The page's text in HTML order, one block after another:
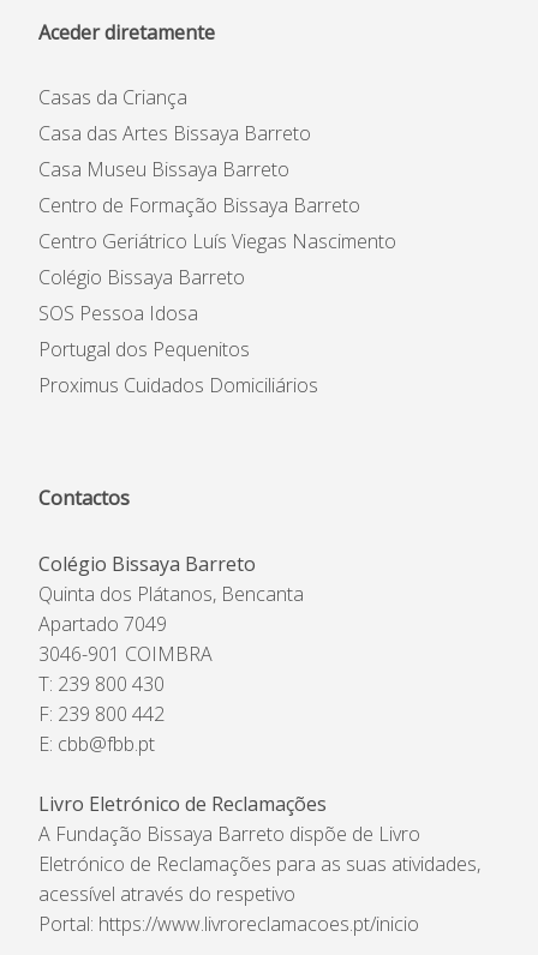
Aceder diretamente
Casas da Criança
Casa das Artes Bissaya Barreto
Casa Museu Bissaya Barreto
Centro de Formação Bissaya Barreto
Centro Geriátrico Luís Viegas Nascimento
Colégio Bissaya Barreto
SOS Pessoa Idosa
Portugal dos Pequenitos
Proximus Cuidados Domiciliários
Contactos
Colégio Bissaya Barreto
Quinta dos Plátanos, Bencanta
Apartado 7049
3046-901 COIMBRA
T: 239 800 430
F: 239 800 442
E: cbb@fbb.pt
Livro Eletrónico de Reclamações
A Fundação Bissaya Barreto dispõe de Livro
Eletrónico de Reclamações para as suas atividades,
acessível através do respetivo
Portal: https://www.livroreclamacoes.pt/inicio